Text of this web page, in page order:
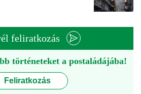
feliratkozás
történeteket a postaládájába!
Feliratkozás